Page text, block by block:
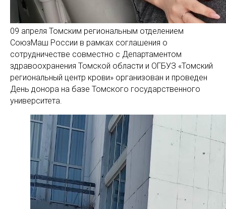
09 апреля Томским региональным отделением
СоюзМаш России в рамках соглашения о
сотрудничестве совместно с Департаментом
здравоохранения Томской области и ОГБУЗ «Томский
региональный центр крови» организован и проведен
День донора на базе Томского государственного
университета.